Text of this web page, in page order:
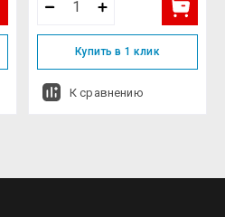
Купить в 1 клик
К сравнению